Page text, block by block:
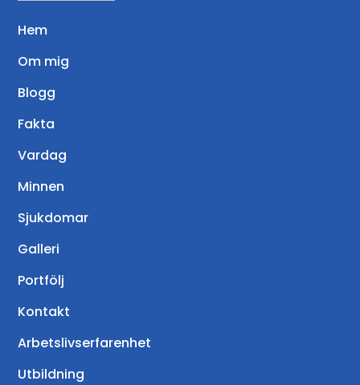
Hem
Om mig
Blogg
Fakta
Vardag
Minnen
Sjukdomar
Galleri
Portfölj
Kontakt
Arbetslivserfarenhet
Utbildning